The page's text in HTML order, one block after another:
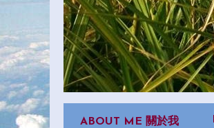
ABOUT ME 關於我